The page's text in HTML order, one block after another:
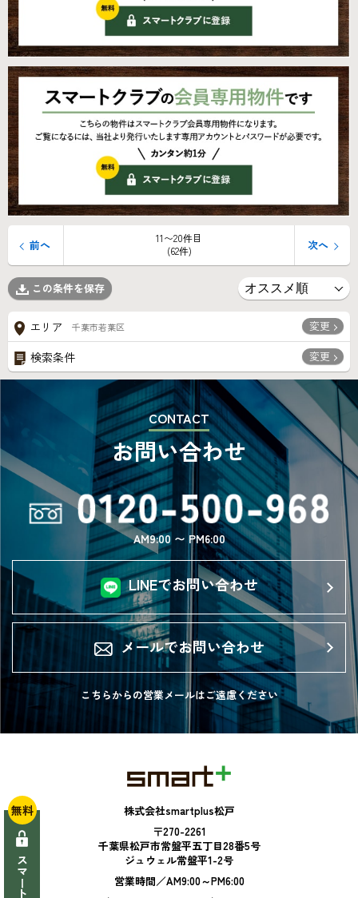
11〜20件目
(62件)
前へ 次へ
この条件を保存
エリア 千葉市若葉区 変更
検索条件 変更
CONTACT
お問い合わせ
AM9:00 〜 PM6:00
LINEでお問い合わせ
メールでお問い合わせ
こちらからの営業メールはご遠慮ください
株式会社smartplus松戸
〒270-2261
千葉県松戸市常盤平五丁目28番5号
ジュウェル常盤平1-2号
営業時間／AM9:00～PM6:00
無料